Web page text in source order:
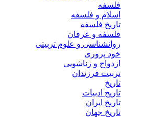
فلسفه
اسلام و فلسفه
تاریخ فلسفه
فلسفه و عرفان
روانشناسی و علوم تربیتی
خود پروری
ازدواج و زناشویی
تربیت فرزندان
تاریخ
تاریخ ادبیات
تاریخ ایران
تاریخ جهان